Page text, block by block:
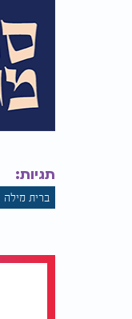
תגיות:
ברית מילה